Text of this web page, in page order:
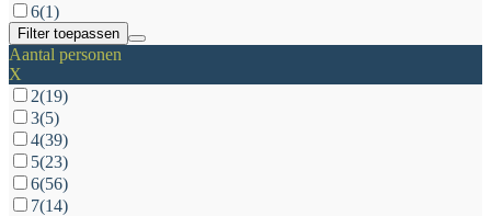
6(1)
Filter toepassen
Aantal personen
X
2(19)
3(5)
4(39)
5(23)
6(56)
7(14)